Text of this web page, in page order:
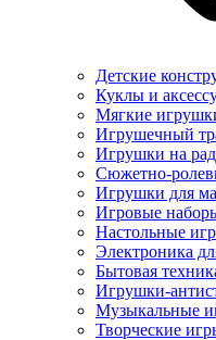
Детские
Куклы и
Мягкие
Игрушечный
Игрушки на
Сюжетно-
Игрушки для
Игровые
Настольные
Электроника
Бытовая
Игрушки-
Музыкальные
Творческие